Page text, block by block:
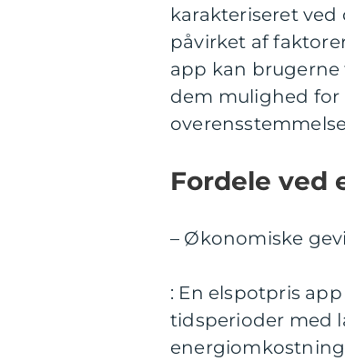
karakteriseret
påvirket af
app kan brugerne
dem mulighed
Fordele ved
– Økonomiske
: En elspotpris
tidsperioder med